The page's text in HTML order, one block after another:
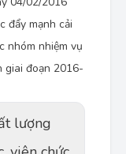
đẩy mạnh cải
nhóm nhiệm vụ
giai đoạn 2016-
lượng